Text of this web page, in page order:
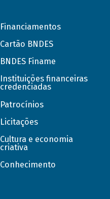
Financiamentos
Cartão BNDES
BNDES Finame
Instituições financeiras
credenciadas
Patrocínios
Licitações
Cultura e economia
criativa
Conhecimento